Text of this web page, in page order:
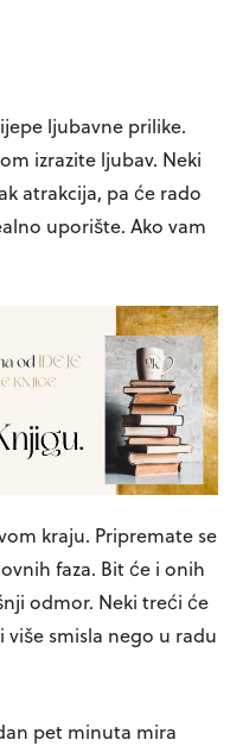
ljubavne prilike.
izrazite ljubav. Neki
atrakcija, pa će rado
uporište. Ako vam
kraju. Pripremate se
faza. Bit će i onih
odmor. Neki treći će
smisla nego u radu
dan pet minuta mira